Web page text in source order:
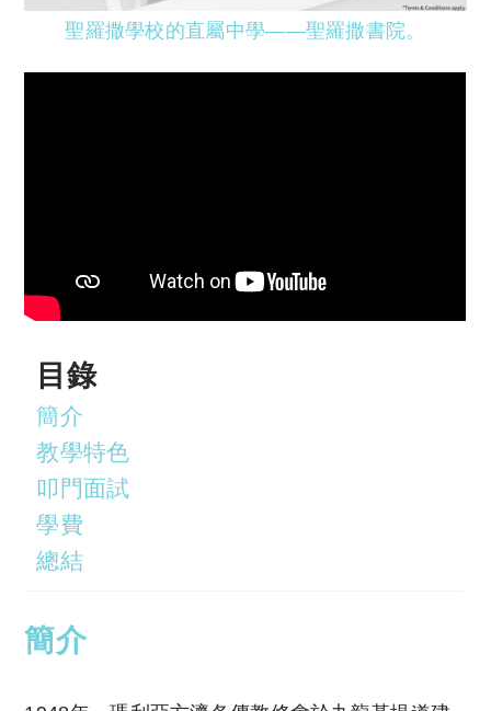
聖羅撒學校的直屬中學——聖羅撒書院。
目錄
簡介
教學特色
叩門面試
學費
總結
簡介